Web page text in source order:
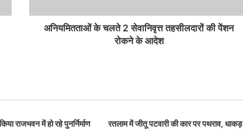
अनियमितताओं के ‍चलते 2 सेवानिवृत्त तहसीलदारों की पेंशन
रोकने के आदेश
राजभवन में हो रहे पुनर्निर्माण
रतलाम में जीतू पटवारी की कार पर पथराव, धाकड़